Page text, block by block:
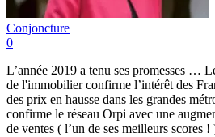
Conjoncture
0
L’année 2019 a tenu ses promesses …
de l'immobilier confirme l’intérêt des
des prix en hausse dans les grandes
confirme le réseau Orpi avec une
de ventes ( l’un de ses meilleurs scores !